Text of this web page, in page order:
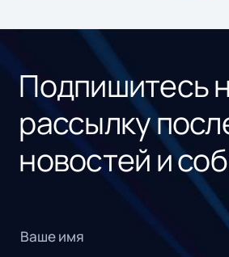
Подпишитесь
рассылку
новостей и